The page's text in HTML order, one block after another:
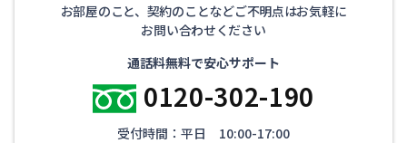
お部屋のこと、契約のことなどご不明点はお気軽に
お問い合わせください
通話料無料で安心サポート
0120-302-190
受付時間：平日 10:00-17:00